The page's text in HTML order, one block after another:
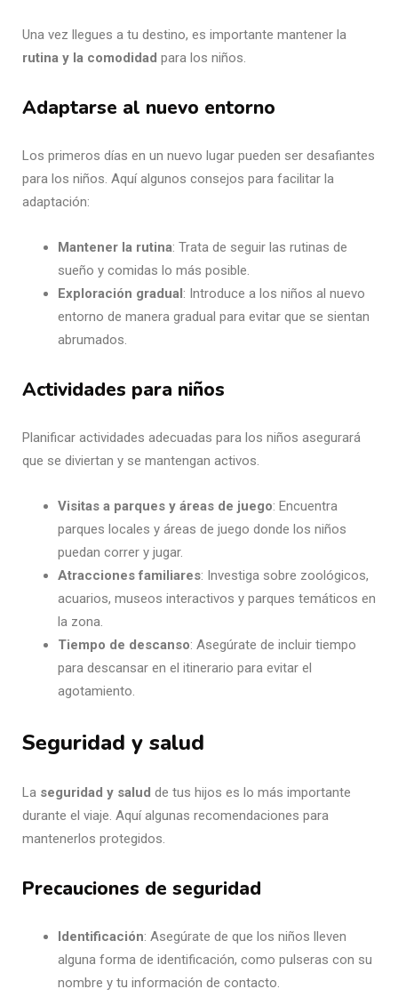
Una vez llegues a tu destino, es importante mantener la
rutina y la comodidad para los niños.
Adaptarse al nuevo entorno
Los primeros días en un nuevo lugar pueden ser desafiantes
para los niños. Aquí algunos consejos para facilitar la
adaptación:
Mantener la rutina: Trata de seguir las rutinas de
sueño y comidas lo más posible.
Exploración gradual: Introduce a los niños al nuevo
entorno de manera gradual para evitar que se sientan
abrumados.
Actividades para niños
Planificar actividades adecuadas para los niños asegurará
que se diviertan y se mantengan activos.
Visitas a parques y áreas de juego: Encuentra
parques locales y áreas de juego donde los niños
puedan correr y jugar.
Atracciones familiares: Investiga sobre zoológicos,
acuarios, museos interactivos y parques temáticos en
la zona.
Tiempo de descanso: Asegúrate de incluir tiempo
para descansar en el itinerario para evitar el
agotamiento.
Seguridad y salud
La seguridad y salud de tus hijos es lo más importante
durante el viaje. Aquí algunas recomendaciones para
mantenerlos protegidos.
Precauciones de seguridad
Identificación: Asegúrate de que los niños lleven
alguna forma de identificación, como pulseras con su
nombre y tu información de contacto.